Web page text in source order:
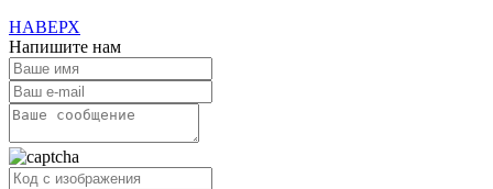
НАВЕРХ
Напишите нам